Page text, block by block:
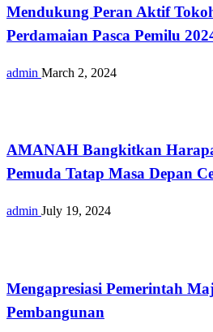
Mendukung Peran Aktif
Perdamaian Pasca Pemilu
admin March 2, 2024
AMANAH Bangkitkan
Pemuda Tatap Masa Depan
admin July 19, 2024
Mengapresiasi Pemerintah
Pembangunan